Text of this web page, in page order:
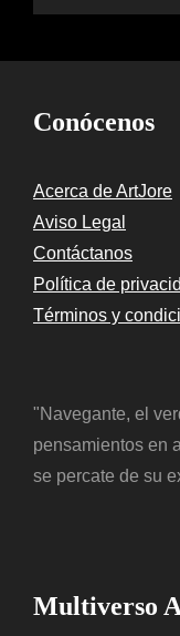
Conócenos
Acerca de ArtJore
Aviso Legal
Contáctanos
Política de
Términos y
"Navegante, el
pensamientos en
se percate de su
Multiverso